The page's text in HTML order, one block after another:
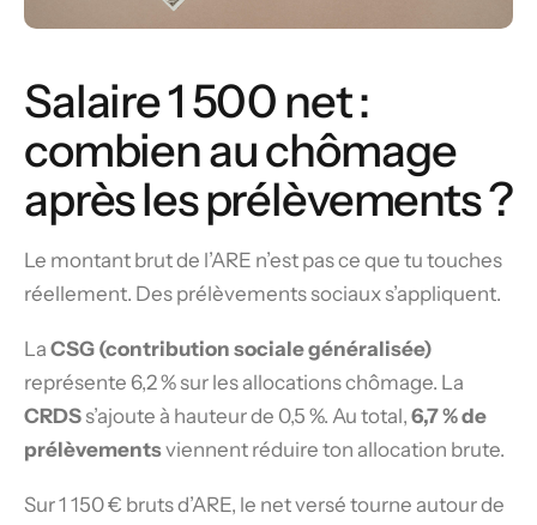
Salaire 1 500 net :
combien au chômage
après les prélèvements ?
Le montant brut de l’ARE n’est pas ce que tu touches
réellement. Des prélèvements sociaux s’appliquent.
La CSG (contribution sociale généralisée)
représente 6,2 % sur les allocations chômage. La
CRDS s’ajoute à hauteur de 0,5 %. Au total, 6,7 % de
prélèvementsviennent réduire ton allocation brute.
Sur 1 150 € bruts d’ARE, le net versé tourne autour de